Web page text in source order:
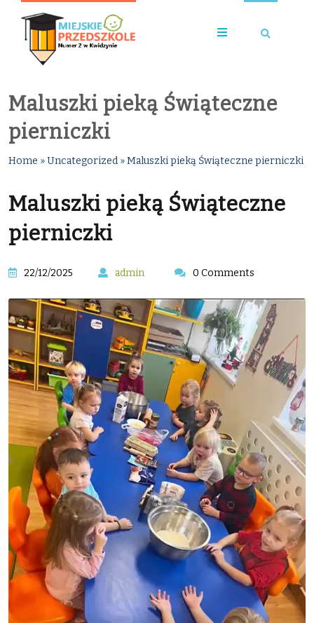
Maluszki pieką Świąteczne
pierniczki
Home »Uncategorized »Maluszki pieką Świąteczne pierniczki
Maluszki pieką Świąteczne
pierniczki
22/12/2025 admin 0 Comments